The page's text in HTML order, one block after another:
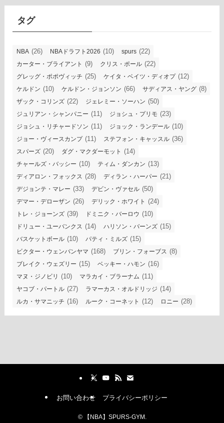
タグ
NBA (26) NBAドラフト2026 (10) spurs (22)
カーター・ブライアント (9) クリス・ポール (22)
グレッグ・ポポヴィッチ (25) ケイタ・ベイツ・ディオプ(12)
ケルドン (10) ケルドン・ジョンソン (66) サディアス・ヤング (8)
ザック・コリンズ (22) ジェレミー・ソーハン (50)
ジュリアン・シャンパニー (11) ジョシュ・プリモ (23)
ジョシュ・リチャードソン (11) ジョック・ランデール (10)
ジョー・ヴィースカンプ(11) ステフォン・キャッスル (36)
スパーズ (20) ダグ・マクダーモット (14)
チャールズ・バッシー (10) ティム・ダンカン (13)
ディアロン・フォックス (28) ディラン・ハーパー (21)
デジョンテ・マレー (33) デビン・ヴァセル (50)
デマー・デローザン (26) デリック・ホワイト (24)
トレ・ジョーンズ (39) ドミニク・バーロウ (10)
ドリュー・ユーバンクス (14) ハリソン・バーンズ (15)
バスケットボール (10) パティ・ミルズ (15)
ビクター・ウェンバンヤマ (168) ブリン・フォーブス (8)
ブレイク・ウェズリー (15) ベッキー・ハモン (16)
マヌ・ジノビリ (10) マラカイ・ブラーナム (11)
ヤコブ・パートル (27) ラマーカス・オルドリッジ (14)
ルカ・サマニッチ (16) ルーク・コーネット (12) ロニー (28)
お問い合わせ プライバシーポリシー
©【NBA】SPURS-GYM.